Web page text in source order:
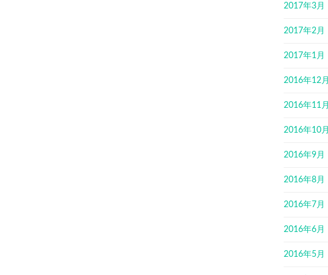
2017年3月
2017年2月
2017年1月
2016年12月
2016年11月
2016年10月
2016年9月
2016年8月
2016年7月
2016年6月
2016年5月